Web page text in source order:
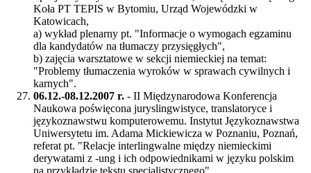
Koła PT TEPIS w Bytomiu, Urząd Wojewódzki w
Katowicach,
a) wykład plenarny pt. "Informacje o wymogach egzaminu
dla kandydatów na tłumaczy przysięgłych",
b) zajęcia warsztatowe w sekcji niemieckiej na temat:
"Problemy tłumaczenia wyroków w sprawach cywilnych i
karnych".
06.12.-08.12.2007 r. - II Międzynarodowa Konferencja
Naukowa poświęcona juryslingwistyce, translatoryce i
językoznawstwu komputerowemu. Instytut Językoznawstwa
Uniwersytetu im. Adama Mickiewicza w Poznaniu, Poznań,
referat pt. "Relacje interlingwalne między niemieckimi
derywatami z -ung i ich odpowiednikami w języku polskim